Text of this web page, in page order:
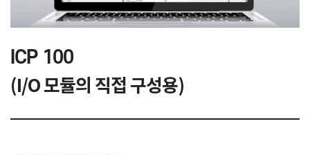
ICP 100
(I/O 모듈의 직접 구성용)